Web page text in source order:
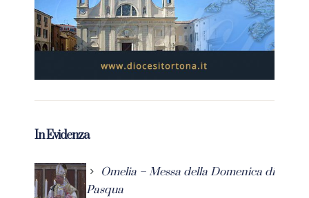
In Evidenza
Omelia – Messa della Domenica di
Pasqua